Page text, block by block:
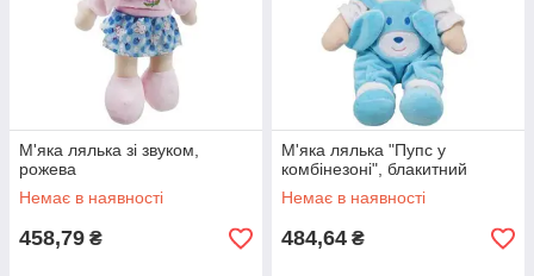
М'яка лялька зі звуком,
рожева
Немає в наявності
458,79 ₴
М'яка лялька "Пупс у
комбінезоні", блакитний
Немає в наявності
484,64 ₴